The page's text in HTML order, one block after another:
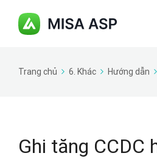
Trang chủ 6. Khác Hướng dẫn
Ghi tăng CCDC